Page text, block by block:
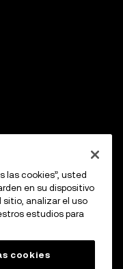
las cookies”, usted
en su dispositivo
sitio, analizar el uso
estudios para
cookies